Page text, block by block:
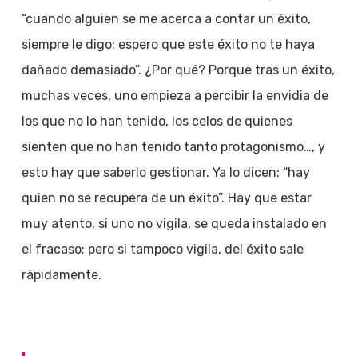
“cuando alguien se me acerca a contar un éxito,
siempre le digo: espero que este éxito no te haya
dañado demasiado”. ¿Por qué? Porque tras un éxito,
muchas veces, uno empieza a percibir la envidia de
los que no lo han tenido, los celos de quienes
sienten que no han tenido tanto protagonismo…, y
esto hay que saberlo gestionar. Ya lo dicen: “hay
quien no se recupera de un éxito”. Hay que estar
muy atento, si uno no vigila, se queda instalado en
el fracaso; pero si tampoco vigila, del éxito sale
rápidamente.